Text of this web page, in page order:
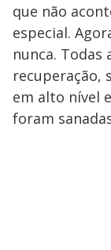
que não
especial.
nunca. Todas
recuperação,
em alto nível
foram